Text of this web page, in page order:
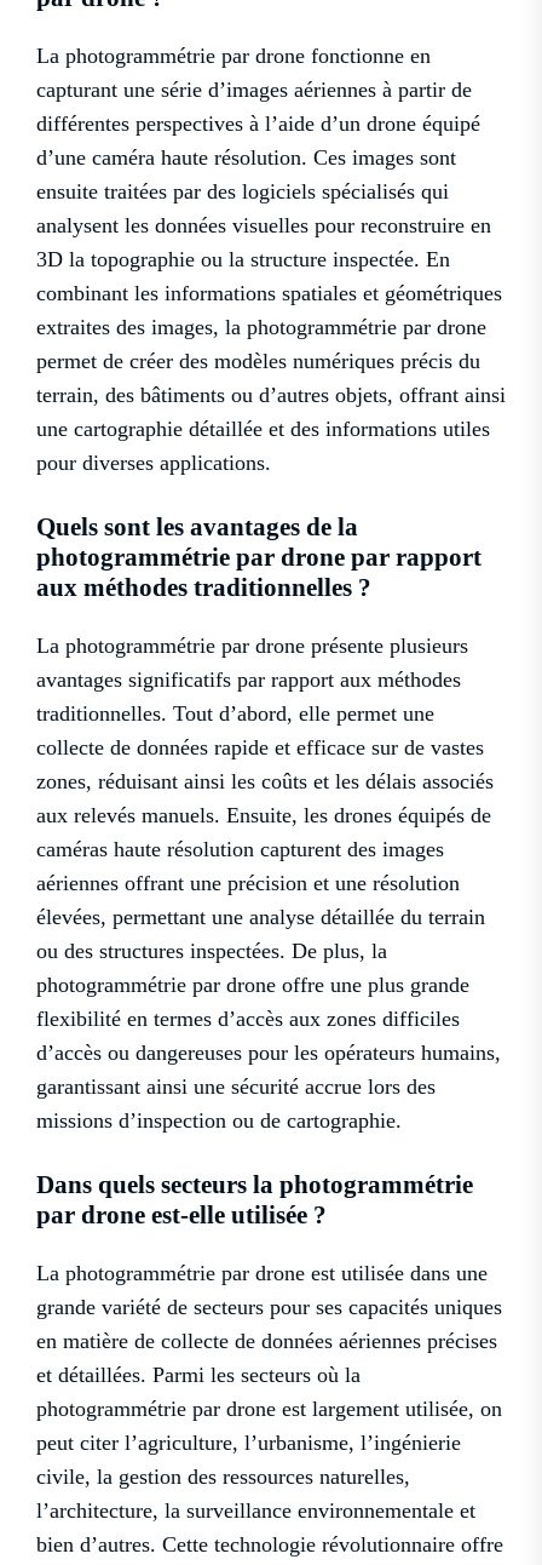
La photogrammétrie par drone fonctionne en
capturant une série d’images aériennes à partir de
différentes perspectives à l’aide d’un drone équipé
d’une caméra haute résolution. Ces images sont
ensuite traitées par des logiciels spécialisés qui
analysent les données visuelles pour reconstruire en
3D la topographie ou la structure inspectée. En
combinant les informations spatiales et géométriques
extraites des images, la photogrammétrie par drone
permet de créer des modèles numériques précis du
terrain, des bâtiments ou d’autres objets, offrant ainsi
une cartographie détaillée et des informations utiles
pour diverses applications.
Quels sont les avantages de la
photogrammétrie par drone par rapport
aux méthodes traditionnelles ?
La photogrammétrie par drone présente plusieurs
avantages significatifs par rapport aux méthodes
traditionnelles. Tout d’abord, elle permet une
collecte de données rapide et efficace sur de vastes
zones, réduisant ainsi les coûts et les délais associés
aux relevés manuels. Ensuite, les drones équipés de
caméras haute résolution capturent des images
aériennes offrant une précision et une résolution
élevées, permettant une analyse détaillée du terrain
ou des structures inspectées. De plus, la
photogrammétrie par drone offre une plus grande
flexibilité en termes d’accès aux zones difficiles
d’accès ou dangereuses pour les opérateurs humains,
garantissant ainsi une sécurité accrue lors des
missions d’inspection ou de cartographie.
Dans quels secteurs la photogrammétrie
par drone est-elle utilisée ?
La photogrammétrie par drone est utilisée dans une
grande variété de secteurs pour ses capacités uniques
en matière de collecte de données aériennes précises
et détaillées. Parmi les secteurs où la
photogrammétrie par drone est largement utilisée, on
peut citer l’agriculture, l’urbanisme, l’ingénierie
civile, la gestion des ressources naturelles,
l’architecture, la surveillance environnementale et
bien d’autres. Cette technologie révolutionnaire offre